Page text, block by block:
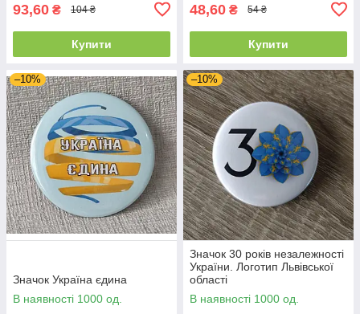
93,60 ₴ 104 ₴
Купити
48,60 ₴ 54 ₴
Купити
–10%
Значок Україна єдина
В наявності 1000 од.
–10%
Значок 30 років незалежності
України. Логотип Львівської
області
В наявності 1000 од.